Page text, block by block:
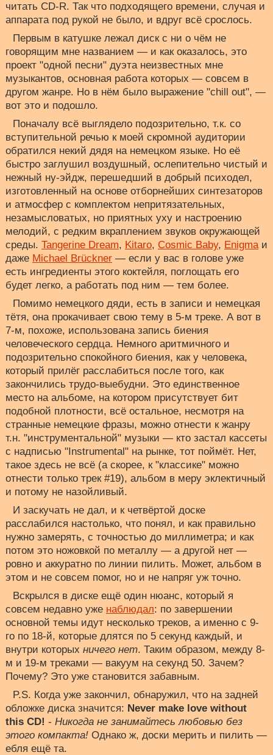
читать CD-R. Так что подходящего времени, случая и
аппарата под рукой не было, и вдруг всё срослось.
Первым в катушке лежал диск с ни о чём не
говорящим мне названием — и как оказалось, это
проект "одной песни" дуэта неизвестных мне
музыкантов, основная работа которых — совсем в
другом жанре. Но в нём было выражение "chill out", —
вот это и подошло.
Поначалу всё выглядело подозрительно, т.к. со
вступительной речью к моей скромной аудитории
обратился некий дядя на немецком языке. Но её
быстро заглушил воздушный, ослепительно чистый и
нежный ну-эйдж, перешедший в добрый психодел,
изготовленный на основе отборнейших синтезаторов
и атмосфер с комплектом непритязательных,
незамысловатых, но приятных уху и настроению
мелодий, с редким вкраплением звуков окружающей
среды. Tangerine Dream, Kitaro, Cosmic Baby, Enigmaи
даже Michael Brückner — если у вас в голове уже
есть ингредиенты этого коктейля, поглощать его
будет легко, а работать под ним — тем более.
Помимо немецкого дяди, есть в записи и немецкая
тётя, она прокачивает свою тему в 5-м треке. А вот в
7-м, похоже, использована запись биения
человеческого сердца. Немного аритмичного и
подозрительно спокойного биения, как у человека,
который прилёг расслабиться после того, как
закончились трудо-выебудни. Это единственное
место на альбоме, на котором присутствует бит
подобной плотности, всё остальное, несмотря на
странные немецкие фразы, можно отнести к жанру
т.н. "инструментальной" музыки — кто застал кассеты
с надписью "Instrumental" на рынке, тот поймёт. Нет,
такое здесь не всё (а скорее, к "классике" можно
отнести только трек #19), альбом в меру эклектичный
и потому не назойливый.
И заскучать не дал, и к четвёртой доске
расслабился настолько, что понял, и как правильно
нужно замерять, с точностью до миллиметра; и как
потом это ножовкой по металлу — а другой нет —
ровно и аккуратно по линии пилить. Может, альбом в
этом и не совсем помог, но и не напряг уж точно.
Вскрылся в диске ещё один нюанс, который я
совсем недавно уже наблюдал: по завершении
основной темы идут несколько треков, а именно с 9-
го по 18-й, которые длятся по 5 секунд каждый, и
внутри которых ничего нет. Таким образом, между 8-
м и 19-м треками — вакуум на секунд 50. Зачем?
Почему? Это уже становится забавным.
P.S. Когда уже закончил, обнаружил, что на задней
обложке диска значится: Never make love without
this CD! - Никогда не занимайтесь любовью без
этого компакта! Однако ж, доски мерить и пилить —
ебля ещё та.